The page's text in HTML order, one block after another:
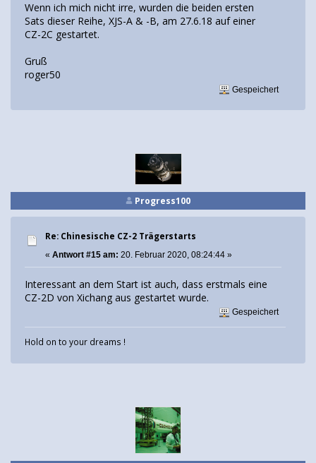
Wenn ich mich nicht irre, wurden die beiden ersten
Sats dieser Reihe, XJS-A & -B, am 27.6.18 auf einer
CZ-2C gestartet.
Gruß
roger50
Gespeichert
Progress100
Re: Chinesische CZ-2 Trägerstarts
« Antwort #15 am: 20. Februar 2020, 08:24:44 »
Interessant an dem Start ist auch, dass erstmals eine
CZ-2D von Xichang aus gestartet wurde.
Gespeichert
Hold on to your dreams !